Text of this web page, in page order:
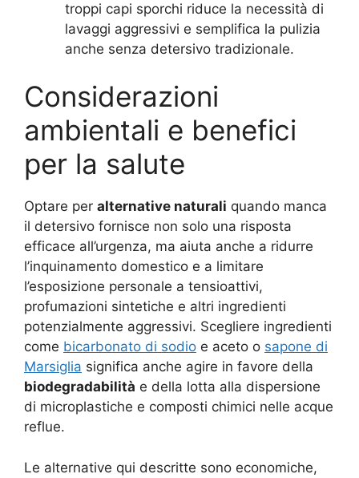
troppi capi sporchi riduce la necessità di
lavaggi aggressivi e semplifica la pulizia
anche senza detersivo tradizionale.
Considerazioni
ambientali e benefici
per la salute
Optare per alternative naturali quando manca
il detersivo fornisce non solo una risposta
efficace all’urgenza, ma aiuta anche a ridurre
l’inquinamento domestico e a limitare
l’esposizione personale a tensioattivi,
profumazioni sintetiche e altri ingredienti
potenzialmente aggressivi. Scegliere ingredienti
come bicarbonato di sodio e aceto o sapone di
Marsiglia significa anche agire in favore della
biodegradabilità e della lotta alla dispersione
di microplastiche e composti chimici nelle acque
reflue.
Le alternative qui descritte sono economiche,